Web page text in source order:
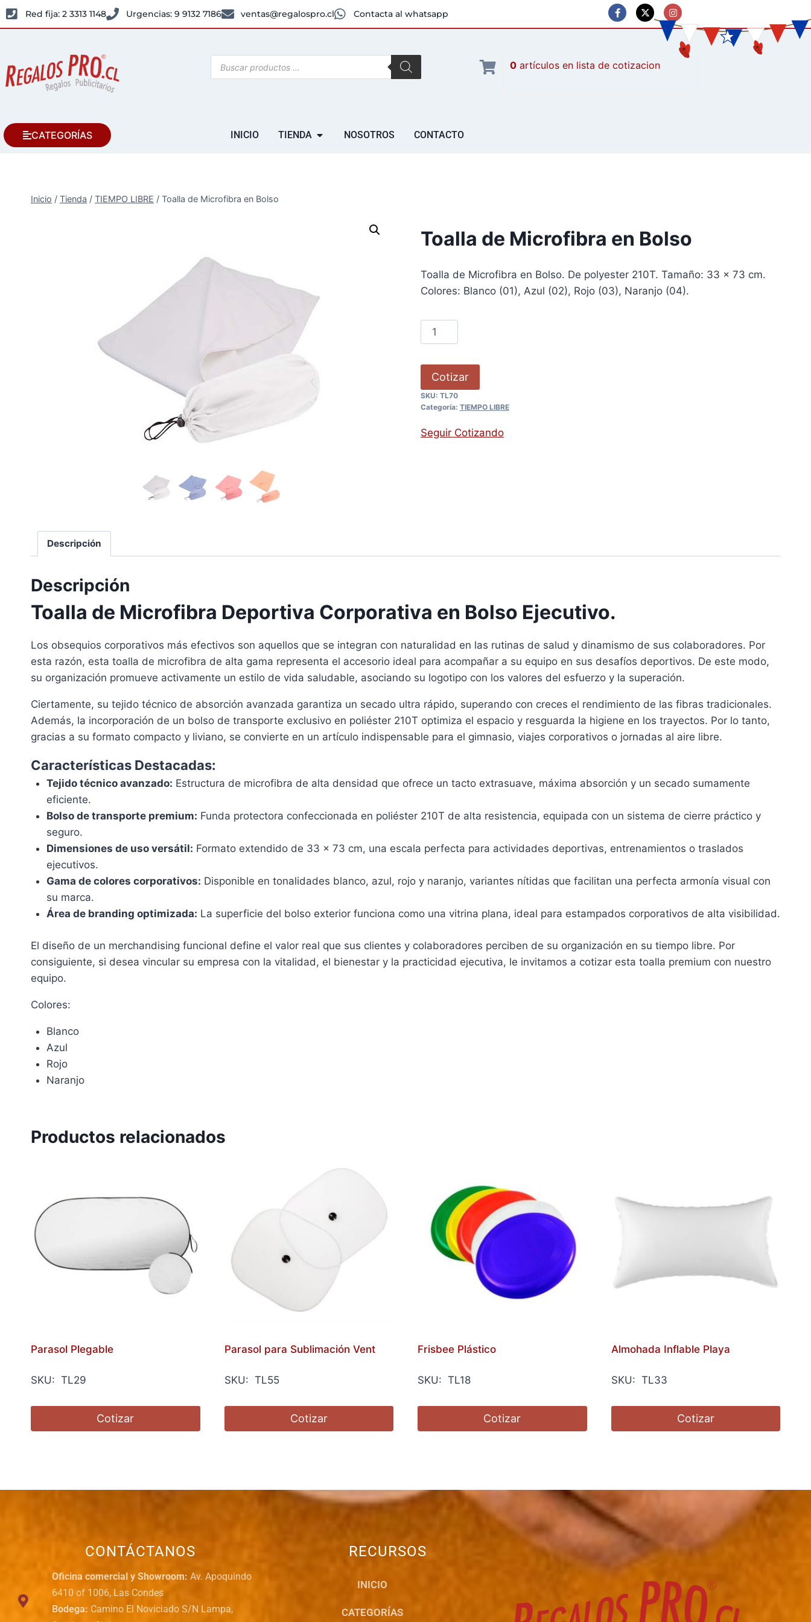
Red fija: 2 3313 1148 Urgencias: 9 9132 7186 ventas@regalospro.cl Contacta al whatsapp
0 artículos
CATEGORÍAS INICIO TIENDA NOSOTROS CONTACTO
Inicio / Tienda / TIEMPO LIBRE / Toalla de Microfibra en Bolso
Toalla de Microfibra en Bolso
Toalla de Microfibra en Bolso. De polyester 210T. Tamaño: 33 x 73 cm.
Colores: Blanco (01), Azul (02), Rojo (03), Naranjo (04).
Cotizar
SKU: TL70
Categoría: TIEMPO LIBRE
Seguir Cotizando
Descripción
Descripción
Toalla de Microfibra Deportiva Corporativa en Bolso Ejecutivo.
Los obsequios corporativos más efectivos son aquellos que se integran con naturalidad en las rutinas de salud y dinamismo de sus colaboradores. Por
esta razón, esta toalla de microfibra de alta gama representa el accesorio ideal para acompañar a su equipo en sus desafíos deportivos. De este modo,
su organización promueve activamente un estilo de vida saludable, asociando su logotipo con los valores del esfuerzo y la superación.
Ciertamente, su tejido técnico de absorción avanzada garantiza un secado ultra rápido, superando con creces el rendimiento de las fibras tradicionales.
Además, la incorporación de un bolso de transporte exclusivo en poliéster 210T optimiza el espacio y resguarda la higiene en los trayectos. Por lo tanto,
gracias a su formato compacto y liviano, se convierte en un artículo indispensable para el gimnasio, viajes corporativos o jornadas al aire libre.
Características Destacadas:
Tejido técnico avanzado: Estructura de microfibra de alta densidad que ofrece un tacto extrasuave, máxima absorción y un secado sumamente
eficiente.
Bolso de transporte premium: Funda protectora confeccionada en poliéster 210T de alta resistencia, equipada con un sistema de cierre práctico y
seguro.
Dimensiones de uso versátil: Formato extendido de 33 x 73 cm, una escala perfecta para actividades deportivas, entrenamientos o traslados
ejecutivos.
Gama de colores corporativos: Disponible en tonalidades blanco, azul, rojo y naranjo, variantes nítidas que facilitan una perfecta armonía visual con
su marca.
Área de branding optimizada: La superficie del bolso exterior funciona como una vitrina plana, ideal para estampados corporativos de alta visibilidad.
El diseño de un merchandising funcional define el valor real que sus clientes y colaboradores perciben de su organización en su tiempo libre. Por
consiguiente, si desea vincular su empresa con la vitalidad, el bienestar y la practicidad ejecutiva, le invitamos a cotizar esta toalla premium con nuestro
equipo.
Colores:
Blanco
Azul
Rojo
Naranjo
Productos relacionados
Parasol Plegable
SKU: TL29
Cotizar
Parasol para Sublimación Vent
SKU: TL55
Cotizar
Frisbee Plástico
SKU: TL18
Cotizar
Almohada Inflable Playa
SKU: TL33
Cotizar
CONTÁCTANOS
Oficina comercial y Showroom: Av. Apoquindo
6410 of 1006, Las Condes
Bodega: Camino El Noviciado S/N Lampa,
RECURSOS
INICIO
CATEGORÍAS